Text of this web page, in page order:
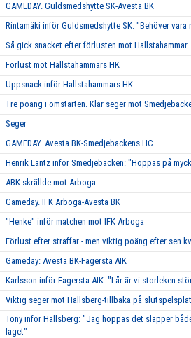
GAMEDAY. Guldsmedshytte SK-Avesta BK
Rintamäki inför Guldsmedshytte SK: "Behöver vara
Så gick snacket efter förlusten mot Hallstahammar
Förlust mot Hallstahammars HK
Uppsnack inför Hallstahammars HK
Tre poäng i omstarten. Klar seger mot
Seger
GAMEDAY. Avesta BK-Smedjebackens HC
Henrik Lantz inför Smedjebacken: "Hoppas på
ABK skrällde mot Arboga
Gameday. IFK Arboga-Avesta BK
"Henke" inför matchen mot IFK Arboga
Förlust efter straffar - men viktig poäng efter sen
Gameday: Avesta BK-Fagersta AIK
Karlsson inför Fagersta AIK: "I år är vi storleken
Viktig seger mot Hallsberg-tillbaka på
Tony inför Hallsberg: "Jag hoppas det släpper
laget"